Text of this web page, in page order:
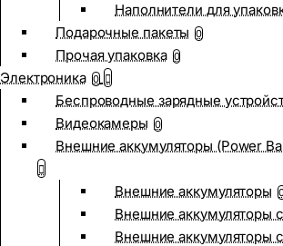
Наполнители для
Подарочные пакеты 0
Прочая упаковка 0
Электроника 0
Беспроводные зарядные
Видеокамеры 0
Внешние аккумуляторы (Power
Внешние аккумуляторы
Внешние аккумуляторы
Внешние аккумуляторы